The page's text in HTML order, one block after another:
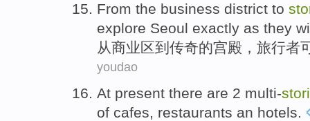
From the business district to
explore Seoul exactly as they
从商业区到 传奇的宫殿 ， 旅行者
youdao
At present there are 2 multi-
of cafes, restaurants an hotels.